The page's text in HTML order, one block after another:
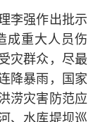
李强作出批示
成重大人员伤
灾群众，尽最
降暴雨，国家
涝灾害防范应